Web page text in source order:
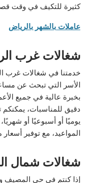
كثيرة للتكيف في وقت
عاملات بالشهر بالرياض
شغالات غرب
خدمتنا في شغالات غرب
الأسر التي تبحث عن
بخبرة عالية في جميع
دقيق للمناسبات،
يوميًا أو أسبوعيًا أو
المواعيد، مع توفير
شغالات شمال
إذا كنتم في حي